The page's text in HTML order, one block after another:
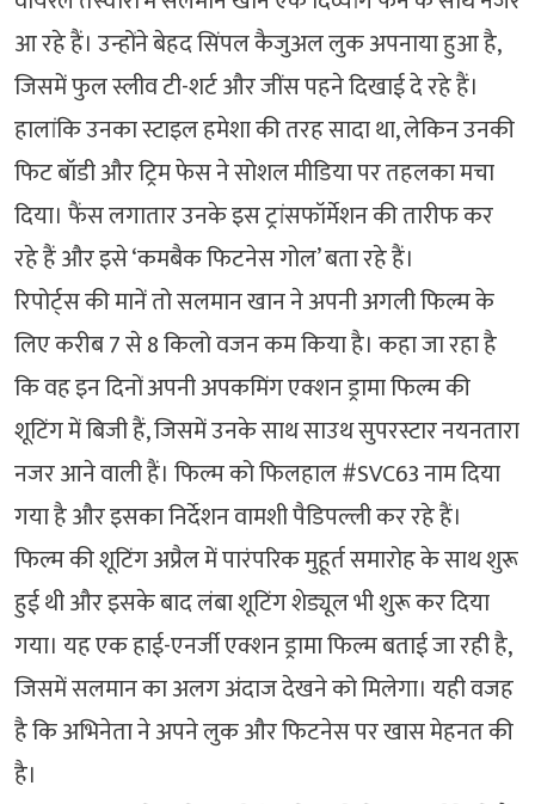
आ रहे हैं। उन्होंने बेहद सिंपल कैजुअल लुक अपनाया हुआ है,
जिसमें फुल स्लीव टी-शर्ट और जींस पहने दिखाई दे रहे हैं।
हालांकि उनका स्टाइल हमेशा की तरह सादा था, लेकिन उनकी
फिट बॉडी और ट्रिम फेस ने सोशल मीडिया पर तहलका मचा
दिया। फैंस लगातार उनके इस ट्रांसफॉर्मेशन की तारीफ कर
रहे हैं और इसे ‘कमबैक फिटनेस गोल’ बता रहे हैं।
रिपोर्ट्स की मानें तो सलमान खान ने अपनी अगली फिल्म के
लिए करीब 7 से 8 किलो वजन कम किया है। कहा जा रहा है
कि वह इन दिनों अपनी अपकमिंग एक्शन ड्रामा फिल्म की
शूटिंग में बिजी हैं, जिसमें उनके साथ साउथ सुपरस्टार नयनतारा
नजर आने वाली हैं। फिल्म को फिलहाल #SVC63 नाम दिया
गया है और इसका निर्देशन वामशी पैडिपल्ली कर रहे हैं।
फिल्म की शूटिंग अप्रैल में पारंपरिक मुहूर्त समारोह के साथ शुरू
हुई थी और इसके बाद लंबा शूटिंग शेड्यूल भी शुरू कर दिया
गया। यह एक हाई-एनर्जी एक्शन ड्रामा फिल्म बताई जा रही है,
जिसमें सलमान का अलग अंदाज देखने को मिलेगा। यही वजह
है कि अभिनेता ने अपने लुक और फिटनेस पर खास मेहनत की
है।